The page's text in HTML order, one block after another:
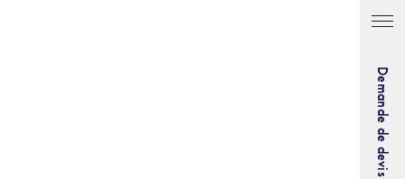
Demande de devis